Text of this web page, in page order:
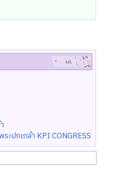
ะปกเกล้า KPI CONGRESS